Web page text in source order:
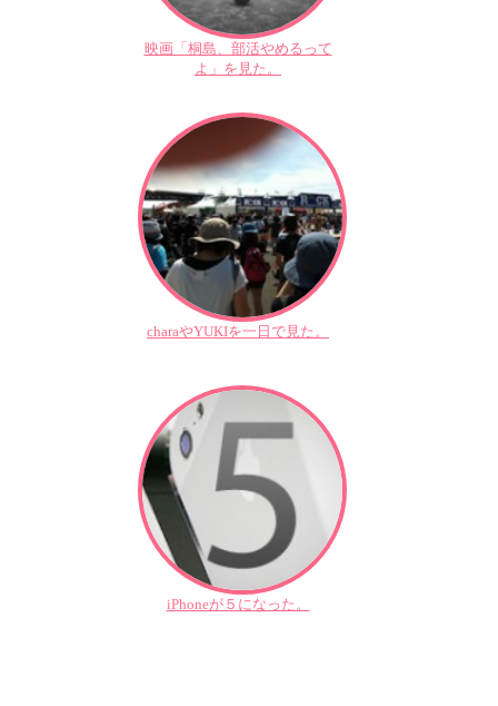
映画「桐島、部活やめるって
よ」を見た。
charaやYUKIを一日で見た。
iPhoneが５になった。